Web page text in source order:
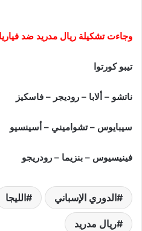
وجاءت تشكيلة ريال مدريد ضد
تيبو كورتوا
ناتشو – ألابا – روديجر – فاسكيز
سيبايوس – تشواميني – أسينسيو
فينيسيوس – بنزيما – رودريجو
الدوري الإسباني الليجا
ريال مدريد